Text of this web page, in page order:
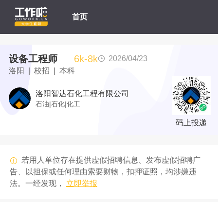
首页
设备工程师 6k-8k
2026/04/23
洛阳 | 校招 | 本科
洛阳智达石化工程有限公司
石油|石化|化工
码上投递
若用人单位存在提供虚假招聘信息、发布虚假招聘广
告、以担保或任何理由索要财物，扣押证照，均涉嫌违
法。一经发现，
立即举报